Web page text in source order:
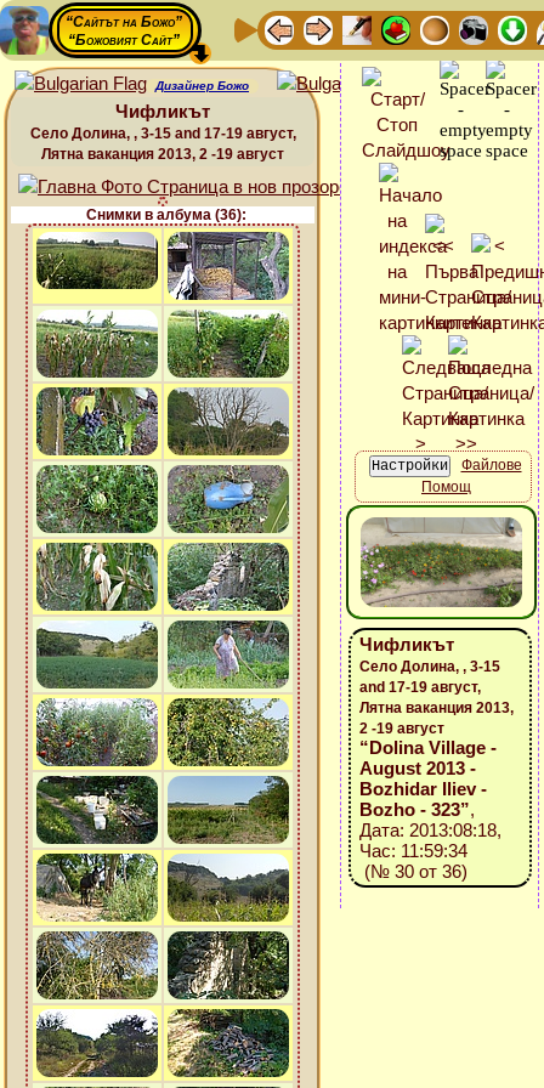
“Сайтът на Божо”
“Божовият Сайт”
Дизайнер Божо
Чифликът
Село Долина, , 3-15 and 17-19 август,
Лятна ваканция 2013, 2 -19 август
Снимки в албума (36):
Файлове
Помощ
Чифликът
Село Долина, , 3-15
and 17-19 август,
Лятна ваканция 2013,
2 -19 август
“Dolina Village -
August 2013 -
Bozhidar Iliev -
Bozho - 323”,
Дата: 2013:08:18,
Час: 11:59:34
(№ 30 от 36)